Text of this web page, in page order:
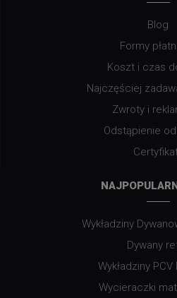
Blog
Formy
Koszt i czas
Najczęściej
Zwroty i
Odstąpienie
Wykładziny
Dywany
Wykładziny
Wycieraczki